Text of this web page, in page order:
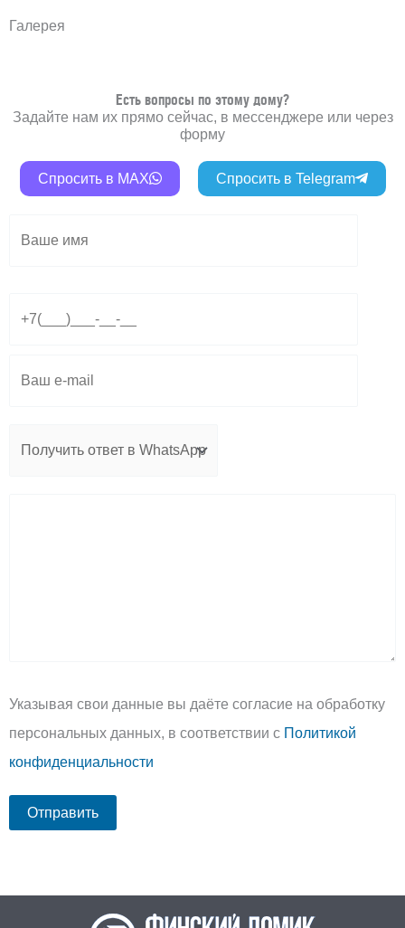
Галерея
Есть вопросы по этому дому?
Задайте нам их прямо сейчас, в мессенджере или через
форму
Спросить в MAX Спросить в Telegram
Указывая свои данные вы даёте согласие на обработку
персональных данных, в соответствии с Политикой
конфиденциальности